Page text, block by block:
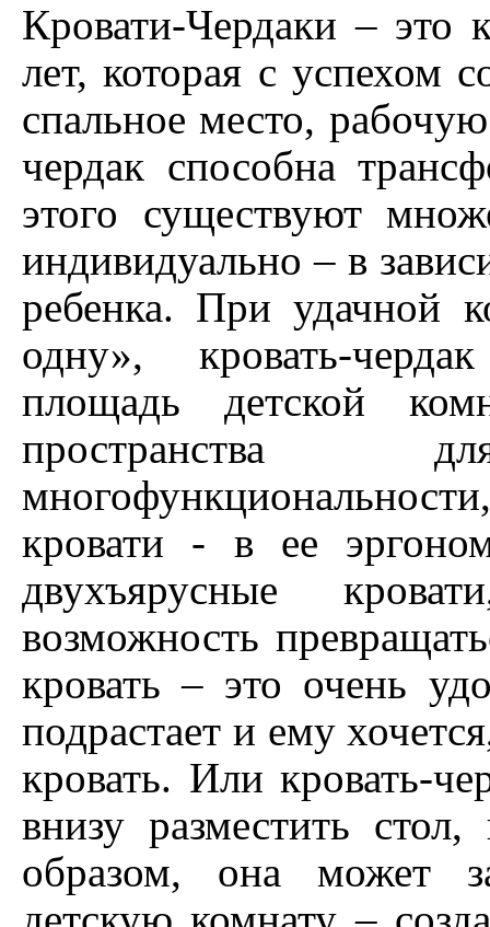
Кровати-Чердаки – это
лет, которая с успехом
спальное место,
чердак способна
этого существуют
индивидуально – в
ребенка. При удачной
одну», кровать-
площадь детской
кровати - в ее
двухъярусные
возможность
кровать – это очень
подрастает и ему
кровать. Или кровать-
внизу разместить
образом, она может